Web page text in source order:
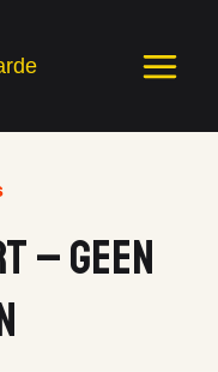
– Geen